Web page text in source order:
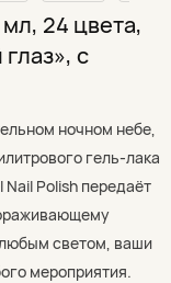
24 цвета,
с
ночном небе,
гель-лака
Polish передаёт
светом, ваши
мероприятия.